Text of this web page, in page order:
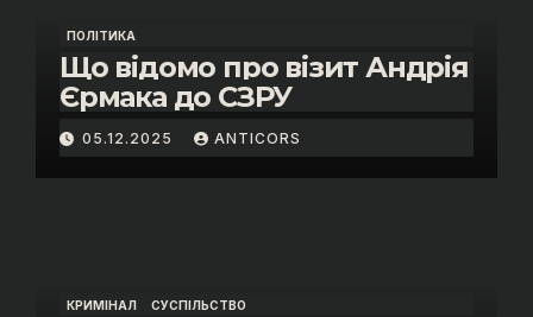
ПОЛІТИКА
Що відомо про візит Андрія
Єрмака до СЗРУ
05.12.2025 ANTICORS
КРИМІНАЛ СУСПІЛЬСТВО